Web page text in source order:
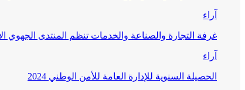
آراء
غرفة التجارة والصناعة والخدمات تنظم المنتدى
آراء
الحصيلة السنوية للإدارة العامة للأمن الوطني 2024